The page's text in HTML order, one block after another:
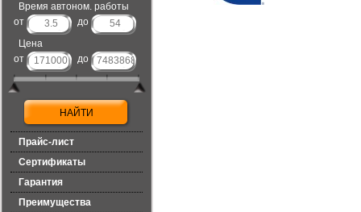
Время автоном. работы
от
до
Цена
от
до
Прайс-лист
Сертификаты
Гарантия
Преимущества